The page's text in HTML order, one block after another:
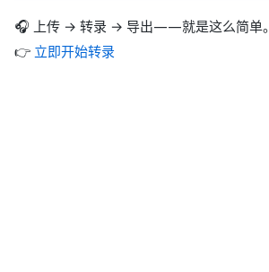
🎧 上传 → 转录 → 导出——就是这么简单。
👉 立即开始转录